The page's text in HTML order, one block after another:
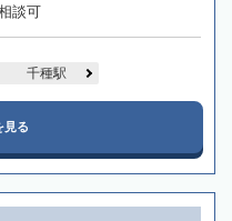
談可
千種駅
見る